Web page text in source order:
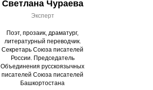
Светлана Чураева
Эксперт
Поэт, прозаик, драматург,
литературный переводчик.
Секретарь Союза писателей
России. Председатель
Объединения русскоязычных
писателей Союза писателей
Башкортостана